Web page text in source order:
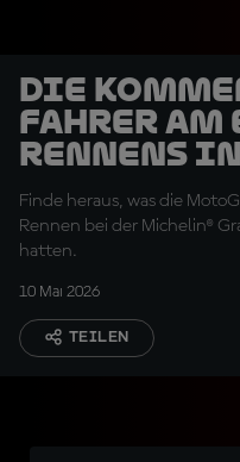
Die
Fahrer am
Rennens
Sonntag
Finde heraus, was die
Rennen bei der Michelin®
hatten.
10 Mai 2026
TEILEN